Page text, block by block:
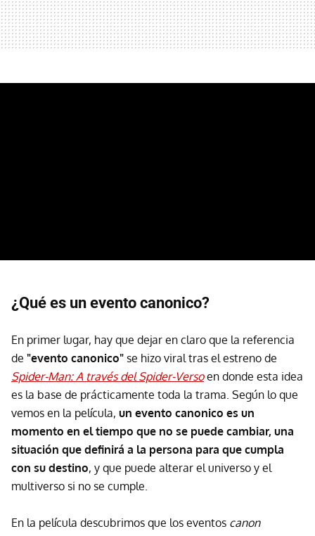
¿Qué es un evento canonico?
En primer lugar, hay que dejar en claro que la referencia
de "evento canonico" se hizo viral tras el estreno de
Spider-Man: A través del Spider-Versoen donde esta idea
es la base de prácticamente toda la trama. Según lo que
vemos en la película, un evento canonico es un
momento en el tiempo que no se puede cambiar, una
situación que definirá a la persona para que cumpla
con su destino, y que puede alterar el universo y el
multiverso si no se cumple.
En la película descubrimos que los eventos canon